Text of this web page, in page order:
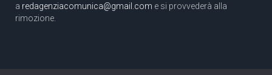
a redagenziacomunica@gmail.com e si provvederà alla
rimozione.